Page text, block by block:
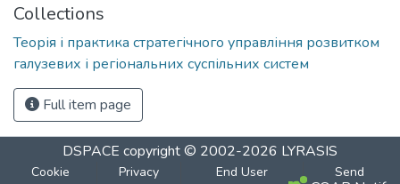
Collections
Теорія і практика стратегічного управління розвитком
галузевих і регіональних суспільних систем
Full item page
DSPACE copyright © 2002-2026 LYRASIS
Cookie
Privacy
End User
Send